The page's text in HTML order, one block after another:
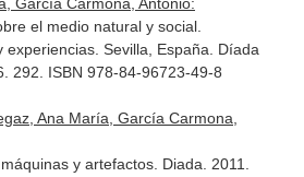
el medio natural y social.
experiencias. Sevilla, España. Díada
292. ISBN 978-84-96723-49-8
Ana María, García Carmona,
y artefactos. Diada. 2011.